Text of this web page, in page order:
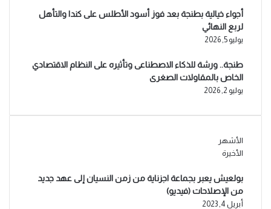
أجواء خيالية بطنجة بعد فوز أسود الأطلس على كندا والتأهل
لربع النهائي
يوليو 5, 2026
طنجة.. ورشة للذكاء الاصطناعى وتأثيره على النظام الاقتصادي
الخاص بالمقاولات الصغرى
يوليو 2, 2026
الأشهر
الأخيرة
بولعيش يعبر بجماعة اجزناية من زمن النسيان إلى عهد جديد
من الإصلاحات (فيديو)
أبريل 4, 2023